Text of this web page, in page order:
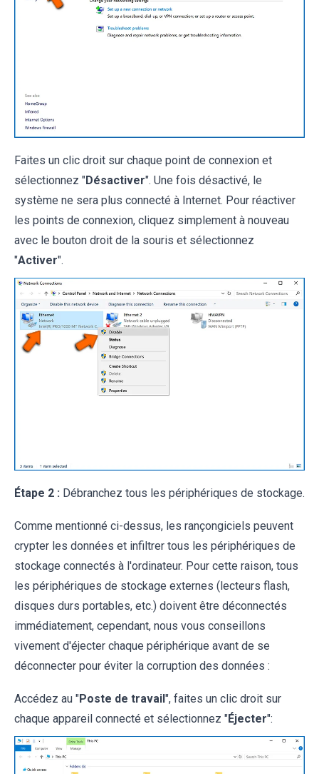
Faites un clic droit sur chaque point de connexion et
sélectionnez "Désactiver". Une fois désactivé, le
système ne sera plus connecté à Internet. Pour réactiver
les points de connexion, cliquez simplement à nouveau
avec le bouton droit de la souris et sélectionnez
"Activer".
Étape 2 : Débranchez tous les périphériques de stockage.
Comme mentionné ci-dessus, les rançongiciels peuvent
crypter les données et infiltrer tous les périphériques de
stockage connectés à l'ordinateur. Pour cette raison, tous
les périphériques de stockage externes (lecteurs flash,
disques durs portables, etc.) doivent être déconnectés
immédiatement, cependant, nous vous conseillons
vivement d'éjecter chaque périphérique avant de se
déconnecter pour éviter la corruption des données :
Accédez au "Poste de travail ", faites un clic droit sur
chaque appareil connecté et sélectionnez "Éjecter":